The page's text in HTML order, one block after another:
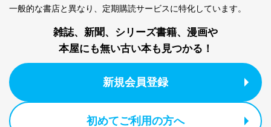
人情報
質向上のため
3
当社カスタマーQ＆
の確認のため
ｅメール等によるカスタマーQ＆A
サイトのサービス内容のご案内の
ｅメール等による商品、サービ
るご案内のため
採用応募者の方の
採用選考、ご連絡のため
一般的な書店と異なり、 定期購読サービスに特化しています。
雑誌、新聞、シリーズ書籍、漫画や
本屋にも無い古い本も見つかる！
新規会員登録
初めてご利用の方へ